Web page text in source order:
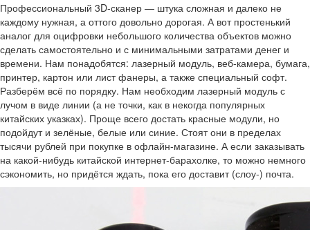
Профессиональный 3D-сканер — штука сложная и далеко не
каждому нужная, а оттого довольно дорогая. А вот простенький
аналог для оцифровки небольшого количества объектов можно
сделать самостоятельно и с минимальными затратами денег и
времени. Нам понадобятся: лазерный модуль, веб-камера, бумага,
принтер, картон или лист фанеры, а также специальный софт.
Разберём всё по порядку. Нам необходим лазерный модуль с
лучом в виде линии (а не точки, как в некогда популярных
китайских указках). Проще всего достать красные модули, но
подойдут и зелёные, белые или синие. Стоят они в пределах
тысячи рублей при покупке в офлайн-магазине. А если заказывать
на какой-нибудь китайской интернет-барахолке, то можно немного
сэкономить, но придётся ждать, пока его доставит (слоу-) почта.